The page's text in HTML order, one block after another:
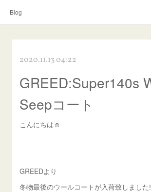
Blog
2020.11.13 04:22
GREED:Super140s
Seepコート
こんにちは☺︎
GREEDより
冬物最後のウールコートが入荷致しました